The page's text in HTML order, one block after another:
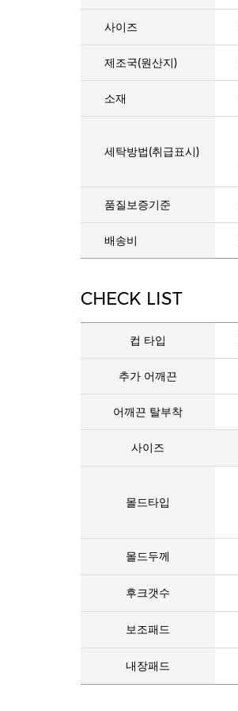
사이즈
제조국(원산지)
소재
세탁방법(취급표시)
품질보증기준
배송비
CHECK LIST
컵 타입
추가 어깨끈
어깨끈 탈부착
사이즈
몰드타입
몰드두께
후크갯수
보조패드
내장패드